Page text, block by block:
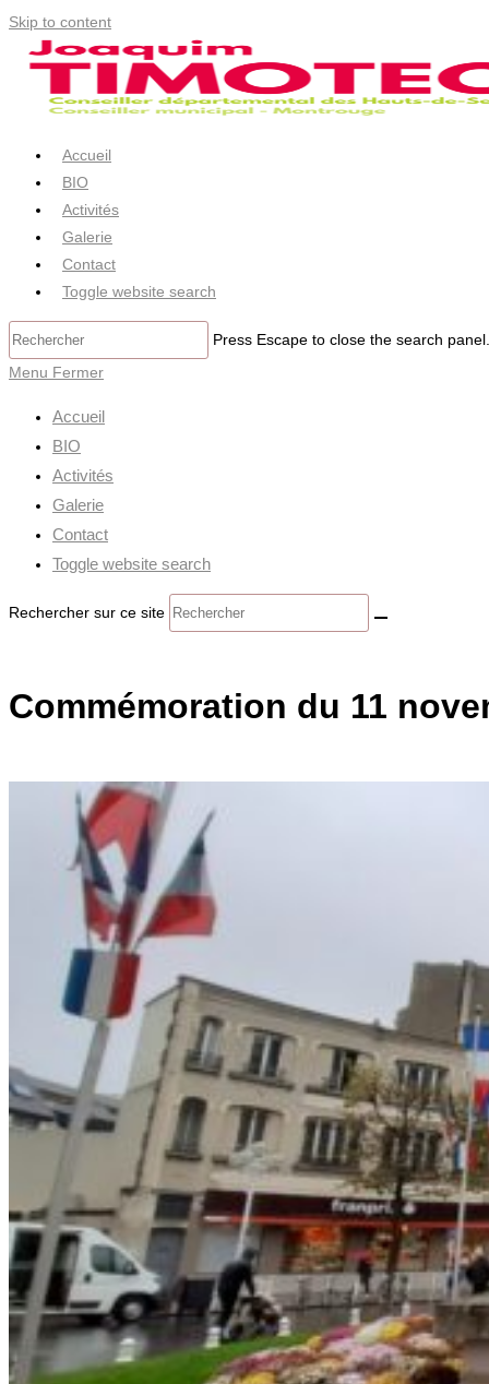
Skip to content
Accueil
BIO
Activités
Galerie
Contact
Toggle website search
Press Escape to close the search panel.
Menu Fermer
Accueil
BIO
Activités
Galerie
Contact
Toggle website search
Rechercher sur ce site
Commémoration du 11